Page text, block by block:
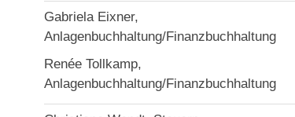
Gabriela Eixner,
Anlagenbuchhaltung/Finanzbuchhaltung
Renée Tollkamp,
Anlagenbuchhaltung/Finanzbuchhaltung